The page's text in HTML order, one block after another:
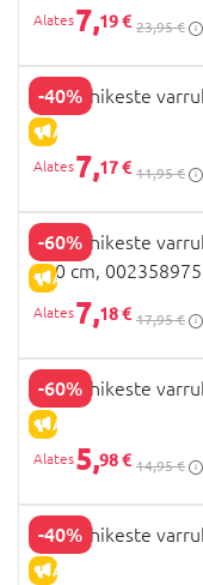
7,19 € 23,95 €
-40%
ALLAHINDLUS
OVS lühikeste
7,17 € 11,95 €
-60%
ALLAHINDLUS
OVS lühikeste
140 cm, 002358975
7,18 € 17,95 €
-60%
ALLAHINDLUS
OVS lühikeste
5,98 € 14,95 €
-40%
ALLAHINDLUS
OVS lühikeste